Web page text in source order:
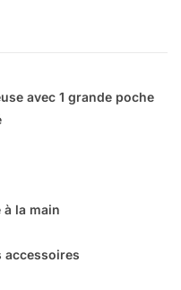
avec 1 grande poche
à la main
accessoires